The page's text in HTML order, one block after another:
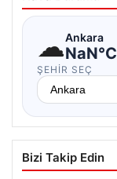
☁Ankara
NaN°C
ŞEHIR SEÇ
Bizi Takip Edin